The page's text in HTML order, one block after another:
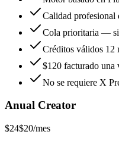
Calidad profesional
Cola prioritaria —
Créditos válidos 12
$120 facturado una
No se requiere X
Anual Creator
$24$20/mes